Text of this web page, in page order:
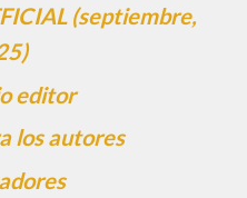
(septiembre,
editor
los autores